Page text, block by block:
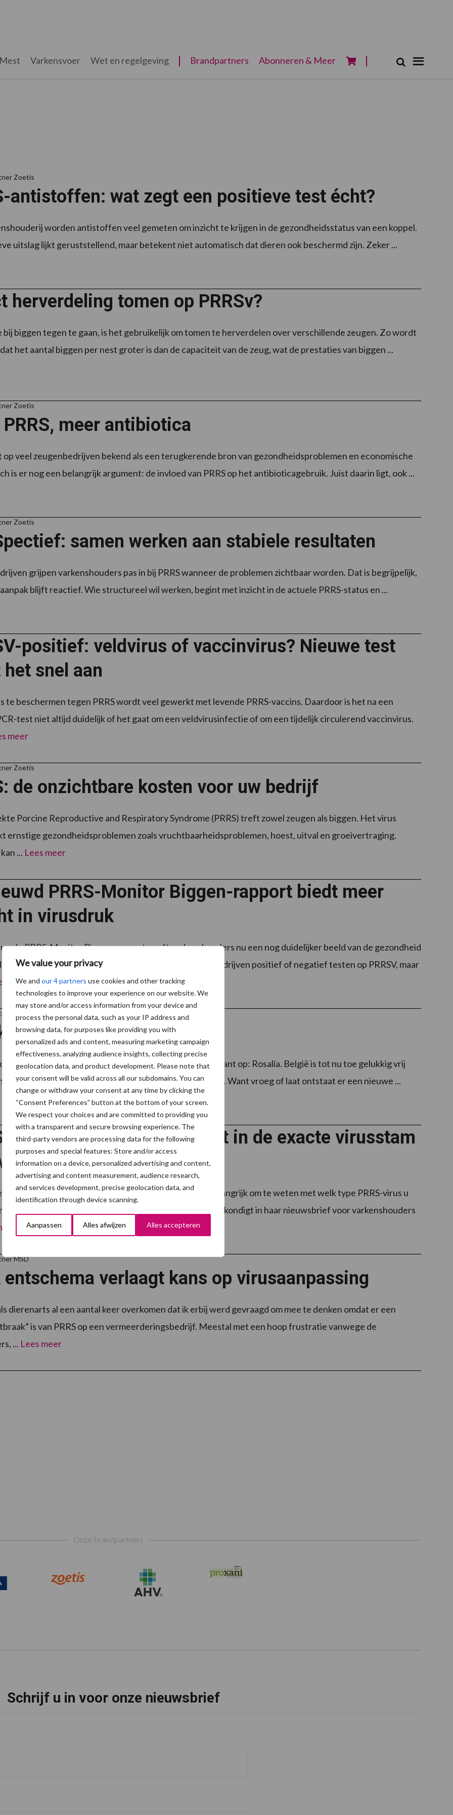
We value your privacy
We and our 4 partners use cookies and other tracking
technologies to improve your experience on our website. We
may store and/or access information from your device and
process the personal data, such as your IP address and
browsing data, for purposes like providing you with
personalized ads and content, measuring marketing campaign
effectiveness, analyzing audience insights, collecting precise
geolocation data, and product development. Please note that
your consent will be valid across all our subdomains. You can
change or withdraw your consent at any time by clicking the
“Consent Preferences” button at the bottom of your screen.
We respect your choices and are committed to providing you
with a transparent and secure browsing experience. The
third-party vendors are processing data for the following
purposes and special features: Store and/or access
information on a device, personalized advertising and content,
advertising and content measurement, audience research,
and services development, precise geolocation data, and
identification through device scanning.
Aanpassen Alles afwijzen Alles accepteren
Mest Varkensvoer Wet en regelgeving Brandpartners Abonneren & Meer Zoek
Zoetis
antistoffen: wat zegt een positieve test écht?
worden antistoffen veel gemeten om inzicht te krijgen in de gezondheidsstatus van een koppel.
uitslag lijkt geruststellend, maar betekent niet automatisch dat dieren ook beschermd zijn. Zeker ...
herverdeling tomen op PRRSv?
biggen tegen te gaan, is het gebruikelijk om tomen te herverdelen over verschillende zeugen. Zo wordt
het aantal biggen per nest groter is dan de capaciteit van de zeug, wat de prestaties van biggen ...
Zoetis
meer antibiotica
op veel zeugenbedrijven bekend als een terugkerende bron van gezondheidsproblemen en economische
is er nog een belangrijk argument: de invloed van PRRS op het antibioticagebruik. Juist daarin ligt, ook ...
Zoetis
samen werken aan stabiele resultaten
grijpen varkenshouders pas in bij PRRS wanneer de problemen zichtbaar worden. Dat is begrijpelijk,
blijft reactief. Wie structureel wil werken, begint met inzicht in de actuele PRRS-status en ...
positief: veldvirus of vaccinvirus? Nieuwe test
snel aan
te beschermen tegen PRRS wordt veel gewerkt met levende PRRS-vaccins. Daardoor is het na een
test niet altijd duidelijk of het gaat om een veldvirusinfectie of om een tijdelijk circulerend vaccinvirus.
meer
Zoetis
de onzichtbare kosten voor uw bedrijf
Porcine Reproductive and Respiratory Syndrome (PRRS) treft zowel zeugen als biggen. Het virus
ernstige gezondheidsproblemen zoals vruchtbaarheidsproblemen, hoest, uitval en groeivertraging.
... Lees meer
PRRS-Monitor Biggen-rapport biedt meer
in virusdruk
PRRS-Monitor Biggen-rapport geeft varkenshouders nu een nog duidelijker beeld van de gezondheid
De benchmark is verbeterd en toont niet alleen of bedrijven positief of negatief testen op PRRSV, maar
Hipra Benelux
op Rosalía
in Spanje een agressieve, hoog-pathogene PRRSv-variant op: Rosalía. België is tot nu toe gelukkig vrij
de ervaringen uit Spanje zijn ook voor ons waardevol. Want vroeg of laat ontstaat er een nieuwe ...
sequenering geeft inzicht in de exacte virusstam
bedrijf
PRRSv vastgesteld via een PCR-test? Dan is het belangrijk om te weten met welk type PRRS-virus u
heeft. Dierengezondheidszorg Vlaanderen (DGZ) kondigt in haar nieuwsbrief voor varkenshouders
MSD
entschema verlaagt kans op virusaanpassing
dierenarts al een aantal keer overkomen dat ik erbij werd gevraagd om mee te denken omdat er een
is van PRRS op een vermeerderingsbedrijf. Meestal met een hoop frustratie vanwege de
... Lees meer
Onze brandpartners
Schrijf u in voor onze nieuwsbrief